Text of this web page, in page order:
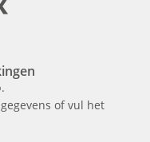
of vul het